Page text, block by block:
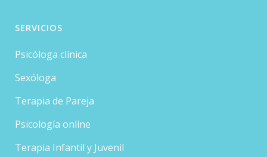
SERVICIOS
Psicóloga clínica
Sexóloga
Terapia de Pareja
Psicología online
Terapia Infantil y Juvenil